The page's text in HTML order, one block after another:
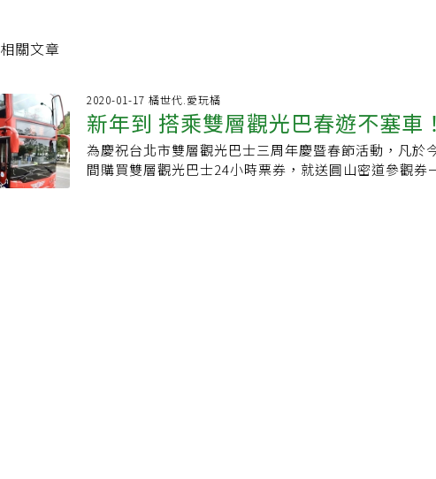
相關文章
2020-01-17 橘世代.愛玩橘
新年到 搭乘雙層觀光巴春遊不塞車！
為慶祝台北市雙層觀光巴士三周年慶暨春節活動，凡於
間購買雙層觀光巴士24小時票券，就送圓山密道參觀券